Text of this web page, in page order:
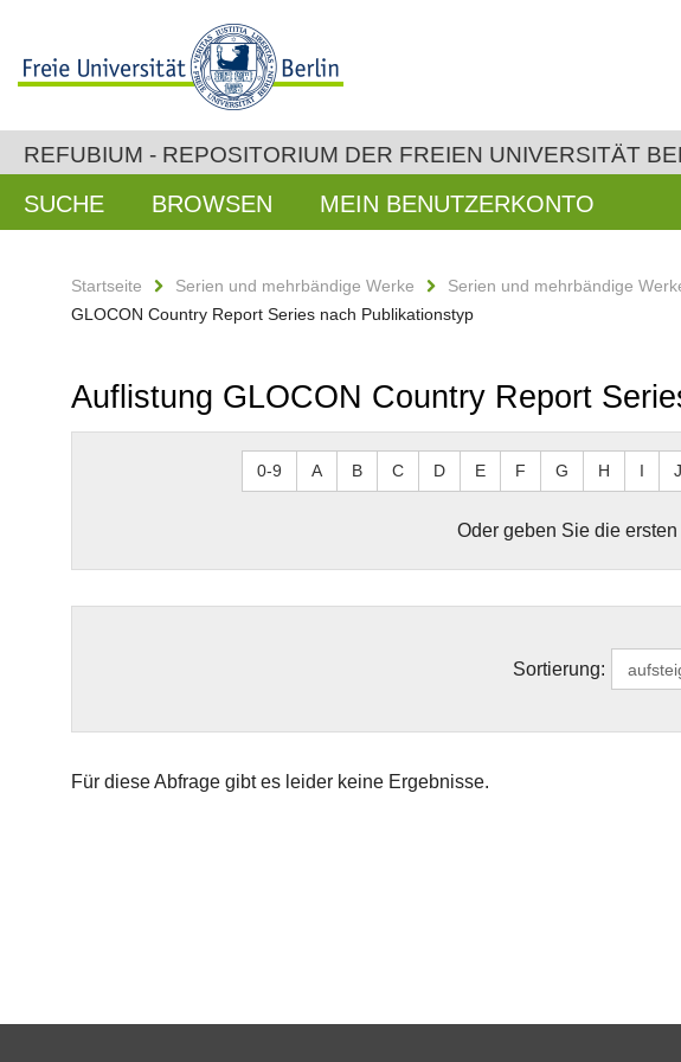
REFUBIUM - REPOSITORIUM DER FREIEN UNIVERSITÄT
SUCHE BROWSEN MEIN BENUTZERKONTO
Startseite Serien und mehrbändige Werke Serien und mehrbändige
GLOCON Country Report Series nach Publikationstyp
Auflistung GLOCON Country Report
0-9 A B C D E F G H I J
Oder geben Sie die
Sortierung:
Für diese Abfrage gibt es leider keine Ergebnisse.